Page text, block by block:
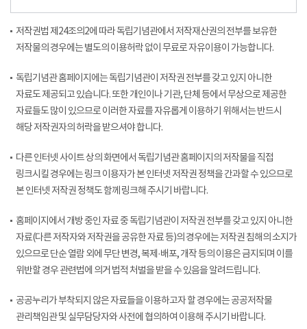
저작권법 제24조의2에 따라 독립기념관에서 저작재산권의 전부를 보유한
저작물의 경우에는 별도의 이용허락 없이 무료로 자유이용이 가능합니다.
독립기념관 홈페이지에는 독립기념관이 저작권 전부를 갖고 있지 아니한
자료도 제공되고 있습니다. 또한 개인이나 기관, 단체 등에서 무상으로 제공한
자료들도 많이 있으므로 이러한 자료를 자유롭게 이용하기 위해서는 반드시
해당 저작권자의 허락을 받으셔야 합니다.
다른 인터넷 사이트 상의 화면에서 독립기념관 홈페이지의 저작물을 직접
링크시킬 경우에는 링크 이용자가 본 인터넷 저작권 정책을 간과할 수 있으므로
본 인터넷 저작권 정책도 함께 링크해 주시기 바랍니다.
홈페이지에서 개방 중인 자료 중 독립기념관이 저작권 전부를 갖고 있지 아니한
자료(다른 저작자와 저작권을 공유한 자료 등)의 경우에는 저작권 침해의 소지가
있으므로 단순 열람 외에 무단 변경, 복제·배포, 개작 등의 이용은 금지되며 이를
위반할 경우 관련법에 의거 법적 처벌을 받을 수 있음을 알려드립니다.
공공누리가 부착되지 않은 자료들을 이용하고자 할 경우에는 공공저작물
관리책임관 및 실무담당자와 사전에 협의하여 이용해 주시기 바랍니다.